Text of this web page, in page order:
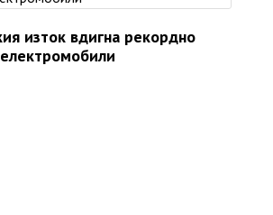
изток вдигна рекордно